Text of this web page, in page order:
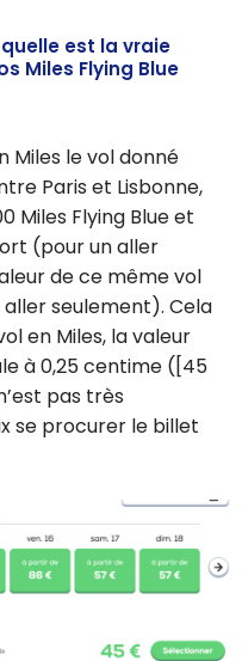
est la vraie
Miles Flying Blue
Miles le vol donné
Paris et Lisbonne,
Miles Flying Blue et
(pour un aller
de ce même vol
seulement). Cela
en Miles, la valeur
à 0,25 centime ([45
pas très
se procurer le billet